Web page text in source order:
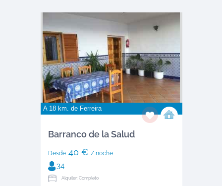
A 18 km. de Ferreira
Barranco de la Salud
Desde40 € / noche
34
Alquiler: Completo